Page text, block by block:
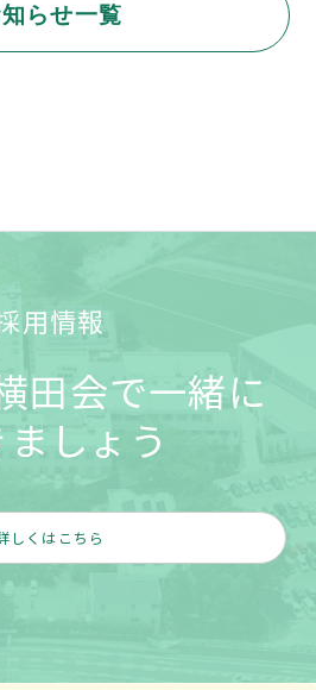
らせ一覧
用情報
田会で一緒に
しょう
しくはこちら